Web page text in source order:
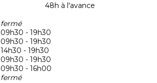
48h à l'avance
fermé
09h30 - 19h30
09h30 - 19h30
14h30 - 19h30
09h30 - 19h30
09h30 - 16h00
fermé